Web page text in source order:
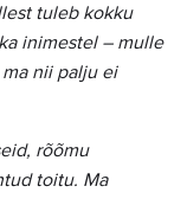
tuleb kokku
inimestel – mulle
nii palju ei
rõõmu
toitu. Ma